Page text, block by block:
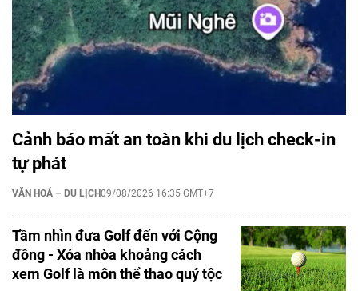
Cảnh báo mất an toàn khi du lịch check-in
tự phát
VĂN HOÁ – DU LỊCH09/08/2026 16:35 GMT+7
Tầm nhìn đưa Golf đến với Cộng
đồng - Xóa nhòa khoảng cách
xem Golf là môn thể thao quý tộc